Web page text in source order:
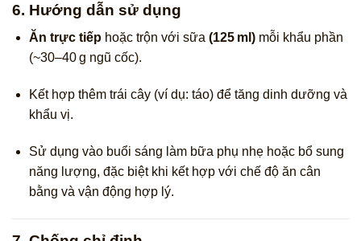
6. Hướng dẫn sử dụng
Ăn trực tiếphoặc trộn với sữa (125 ml)mỗi khẩu phần
(~30–40 g ngũ cốc).
Kết hợp thêm trái cây (ví dụ: táo) để tăng dinh dưỡng và
khẩu vị.
Sử dụng vào buổi sáng làm bữa phụ nhẹ hoặc bổ sung
năng lượng, đặc biệt khi kết hợp với chế độ ăn cân
bằng và vận động hợp lý.